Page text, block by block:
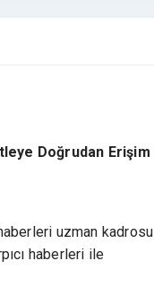
Doğrudan Erişim
uzman kadrosu
haberleri ile
bir